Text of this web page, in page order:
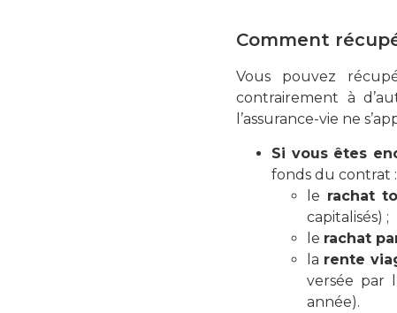
Comment
Vous pouvez
contrairement à
l’assurance-vie ne
Si vous êtes
fonds du contrat :
le rachat
capitalisés) ;
le rachat
la rente
versée par
année).